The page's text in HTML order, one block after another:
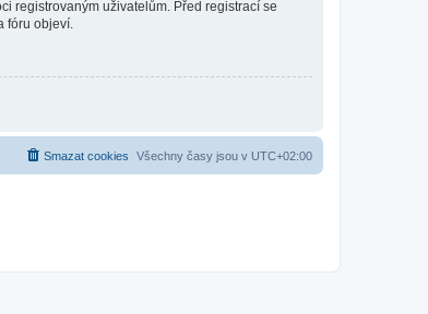
registrovaným uživatelům. Před registrací se
fóru objeví.
Všechny časy jsou v UTC+02:00
Smazat cookies